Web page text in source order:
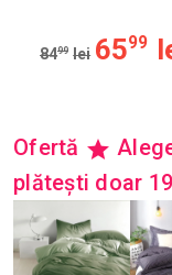
8499 lei 6599
Ofertă
plătești doar